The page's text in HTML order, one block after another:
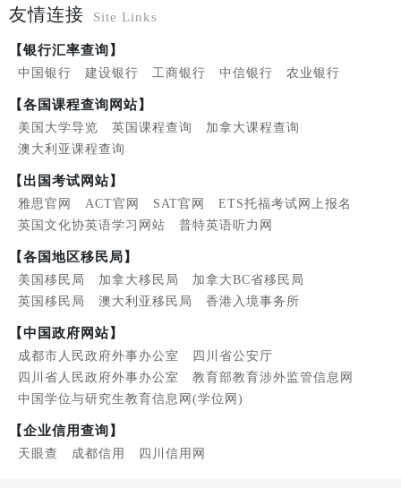
友情连接 Site Links
【银行汇率查询】
中国银行 建设银行 工商银行 中信银行 农业银行
【各国课程查询网站】
美国大学导览 英国课程查询
加拿大课程查询
澳大利亚课程查询
【出国考试网站】
雅思官网 ACT官网 SAT官网
ETS托福考试网上报名
英国文化协英语学习网站
普特英语听力网
【各国地区移民局】
美国移民局 加拿大移民局
加拿大BC省移民局
英国移民局
澳大利亚移民局 香港入境事务所
【中国政府网站】
成都市人民政府外事办公室
四川省公安厅
四川省人民政府外事办公室
教育部教育涉外监管信息网
中国学位与研究生教育信息网(学位网)
【企业信用查询】
天眼查 成都信用 四川信用网